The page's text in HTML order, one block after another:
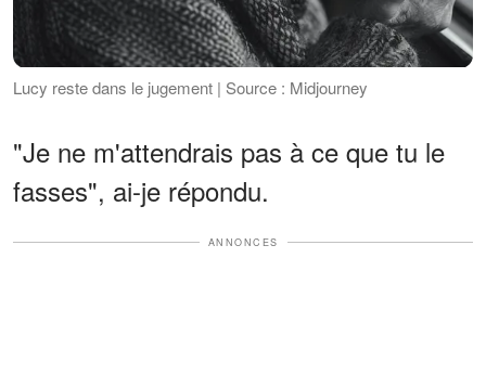
Lucy reste dans le jugement | Source : Midjourney
"Je ne m'attendrais pas à ce que tu le
fasses", ai-je répondu.
ANNONCES